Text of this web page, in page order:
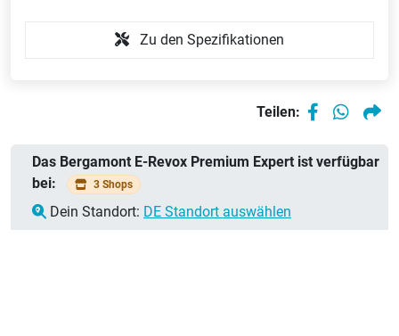
Zu den Spezifikationen
Teilen:
Das Bergamont E-Revox Premium Expert ist verfügbar
bei:
3 Shops
Dein Standort: DE Standort auswählen